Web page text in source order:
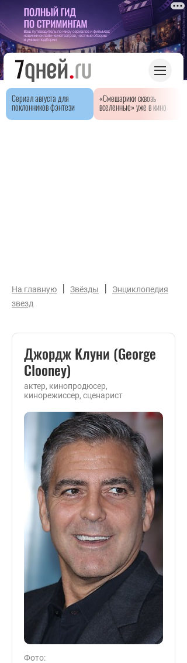
Сериал августа для
поклонников фэнтези
«Смешарики сквозь
вселенные» уже в кино
На главную | Звёзды |
Энциклопедия
звезд
Джордж Клуни (George
Clooney)
актер, кинопродюсер,
кинорежиссер, сценарист
Фото: